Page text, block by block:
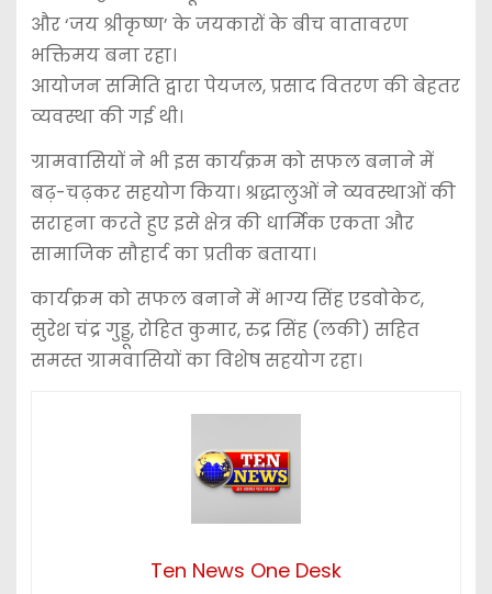
और ‘जय श्रीकृष्ण’ के जयकारों के बीच वातावरण
भक्तिमय बना रहा।
आयोजन समिति द्वारा पेयजल, प्रसाद वितरण की बेहतर
व्यवस्था की गई थी।
ग्रामवासियों ने भी इस कार्यक्रम को सफल बनाने में
बढ़-चढ़कर सहयोग किया। श्रद्धालुओं ने व्यवस्थाओं की
सराहना करते हुए इसे क्षेत्र की धार्मिक एकता और
सामाजिक सौहार्द का प्रतीक बताया।
कार्यक्रम को सफल बनाने में भाग्य सिंह एडवोकेट,
सुरेश चंद्र गुड्डू, रोहित कुमार, रुद्र सिंह (लकी) सहित
समस्त ग्रामवासियों का विशेष सहयोग रहा।
Ten News One Desk